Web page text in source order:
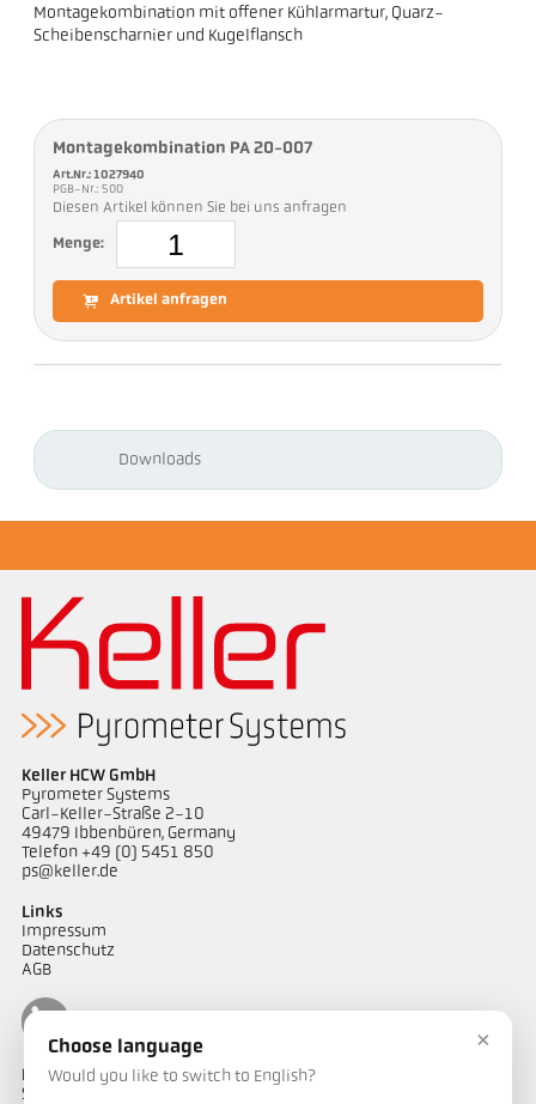
Montagekombination mit offener Kühlarmartur, Quarz-
Scheibenscharnier und Kugelflansch
Montagekombination PA 20-007
Art.Nr.: 1027940
PGB-Nr.: 500
Diesen Artikel können Sie bei uns anfragen
Menge:
Artikel anfragen
Downloads
Keller HCW GmbH
Pyrometer Systems
Carl-Keller-Straße 2-10
49479 Ibbenbüren, Germany
Telefon +49 (0) 5451 850
ps@keller.de
Links
Impressum
Datenschutz
AGB
Kontakt
Sie haben Fragen zu unseren Temperaturmesslösungen oder ein
×
Choose language
Would you like to switch to English?